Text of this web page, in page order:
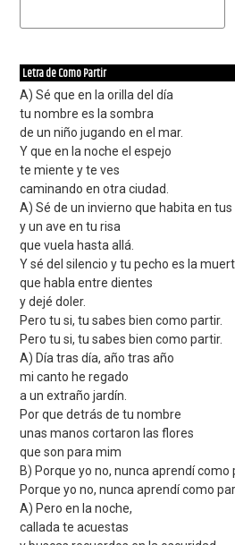
Letra de Como Partir
A) Sé que en la orilla del día
tu nombre es la sombra
de un niño jugando en el mar.
Y que en la noche el espejo
te miente y te ves
caminando en otra ciudad.
A) Sé de un invierno que habita en tus
y un ave en tu risa
que vuela hasta allá.
Y sé del silencio y tu pecho es la
que habla entre dientes
y dejé doler.
Pero tu si, tu sabes bien como partir.
Pero tu si, tu sabes bien como partir.
A) Día tras día, año tras año
mi canto he regado
a un extraño jardín.
Por que detrás de tu nombre
unas manos cortaron las flores
que son para mim
B) Porque yo no, nunca aprendí como
Porque yo no, nunca aprendí como
A) Pero en la noche,
callada te acuestas